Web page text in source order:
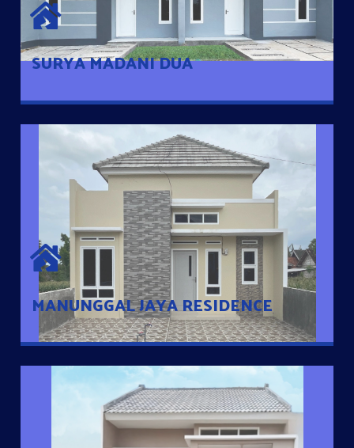
SURYA MADANI DUA
Satu-satunya Hunian nyaman dengan harga subsidi hanya 100
jutaan dengan lokasi strategis di Tuban
MANUNGGAL JAYA RESIDENCE
MANUNGGAL JAYA RESIDENCE
Cluster Exclusive dengan one Gate System, terdapat taman
mini dan memiliki jarak 200m dari jalan nasional serta dekat
dengan pusat kota